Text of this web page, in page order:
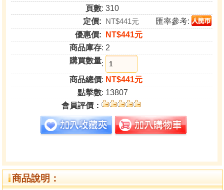
頁數: 310
定價: NT$441元
匯率參考:
優惠價:
NT$441元
商品庫存: 2
購買數量:
商品總價: NT$441元
點擊數: 13807
會員評價：
商品說明：